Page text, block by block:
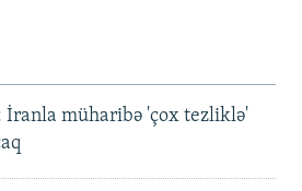
İranla müharibə 'çox tezliklə'